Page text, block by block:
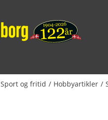
Sport og fritid Hobbyartikler